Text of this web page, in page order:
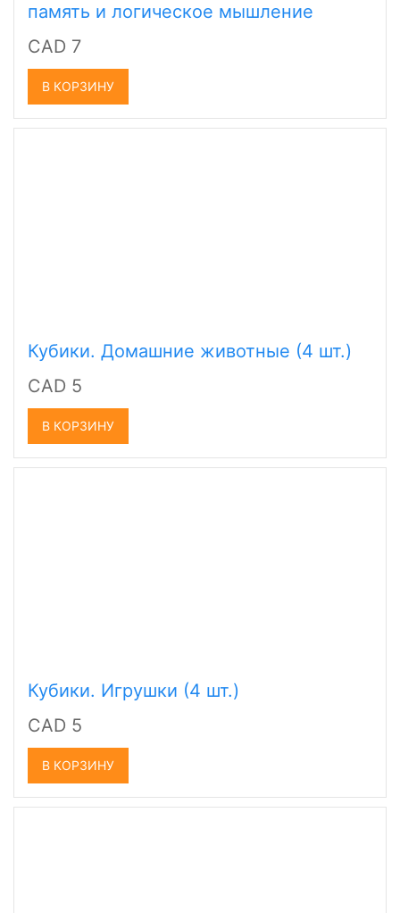
память и логическое мышление
CAD 7
В КОРЗИНУ
Кубики. Домашние животные (4 шт.)
CAD 5
В КОРЗИНУ
Кубики. Игрушки (4 шт.)
CAD 5
В КОРЗИНУ